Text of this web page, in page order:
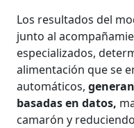
Los resultados del
junto al
especializados,
alimentación que se
automáticos,
basadas en datos,
camarón y